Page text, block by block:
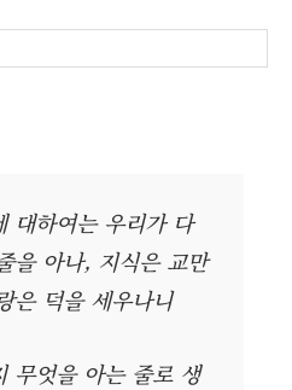
대하여는 우리가 다
을 아나, 지식은 교만
은 덕을 세우나니
무엇을 아는 줄로 생